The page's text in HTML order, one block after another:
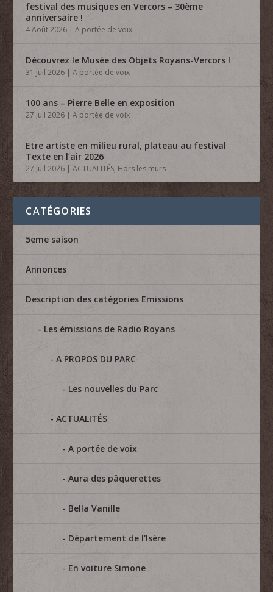
festival des musiques en Vercors – 30ème
anniversaire !
4 Août 2026 |A portée de voix
Découvrez le Musée des Objets Royans-Vercors !
31 Juil 2026 |A portée de voix
100 ans – Pierre Belle en exposition
27 Juil 2026 |A portée de voix
Etre artiste en milieu rural, plateau au festival
Texte en l’air 2026
27 Juil 2026 |ACTUALITÉS, Hors les murs
CATÉGORIES
5eme saison
Annonces
Description des catégories Emissions
Les émissions de Radio Royans
A PROPOS DU PARC
Les nouvelles du Parc
ACTUALITÉS
A portée de voix
Aura des pâquerettes
Bella Vanille
Département de l'Isère
En voiture Simone